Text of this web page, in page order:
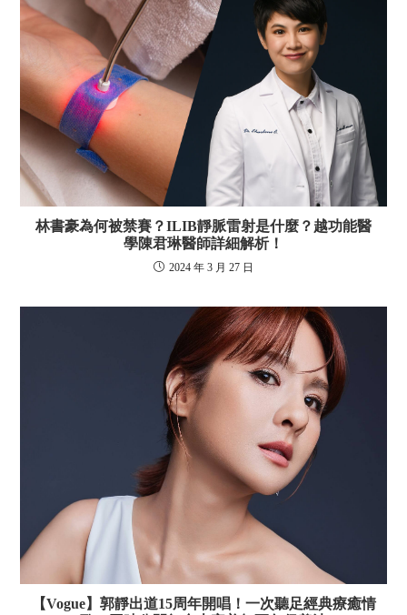
林書豪為何被禁賽？ILIB靜脈雷射是什麼？越功能醫
學陳君琳醫師詳細解析！
2024 年 3 月 27 日
【Vogue】郭靜出道15周年開唱！一次聽足經典療癒情